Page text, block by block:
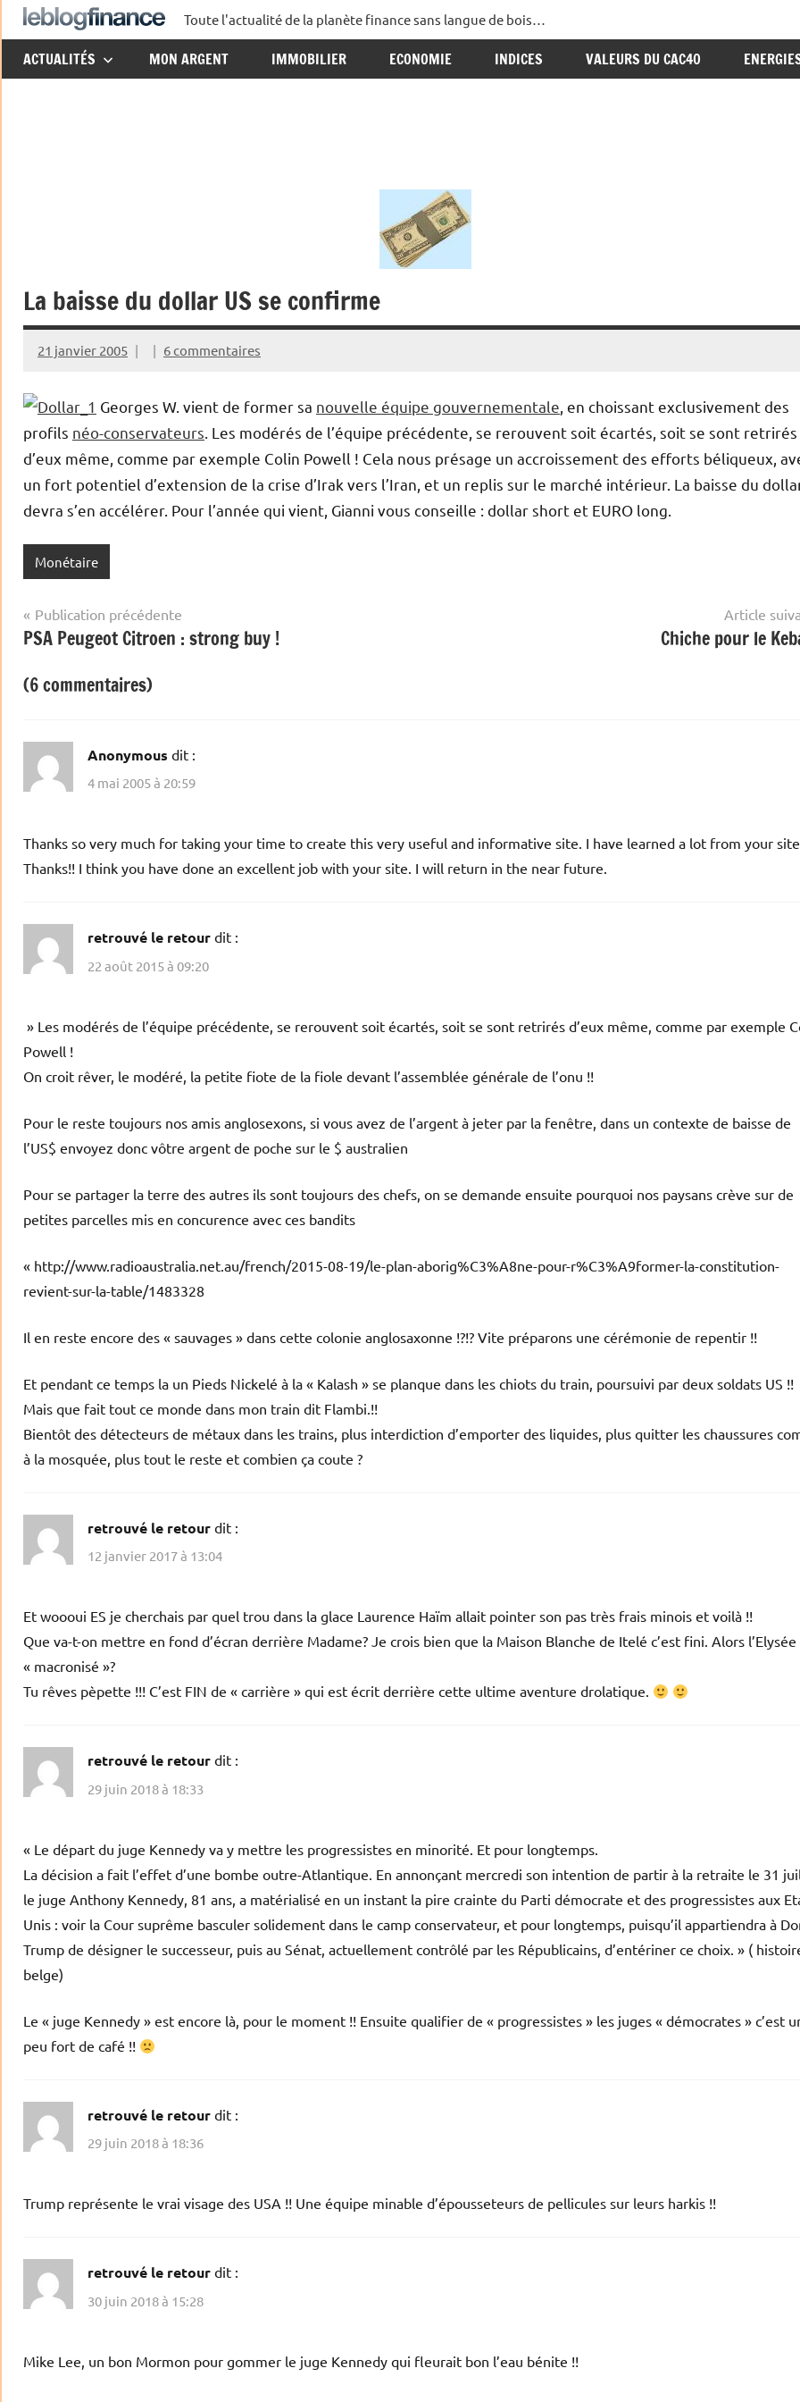
Aller
au
contenu
Le
Blog
Toute l'actualité de la planète finance sans langue de bois…
ACTUALITÉS MON ARGENT IMMOBILIER ECONOMIE INDICES VALEURS DU CAC40
La baisse du dollar US se confirme
21 janvier 2005 6 commentaires
Georges W. vient de former sa nouvelle équipe gouvernementale , en choissant exclusivement des
profils néo-conservateurs . Les modérés de l’équipe précédente, se rerouvent soit écartés, soit se sont retrirés
d’eux même, comme par exemple Colin Powell ! Cela nous présage un accroissement des efforts béliqueux,
un fort potentiel d’extension de la crise d’Irak vers l’Iran, et un replis sur le marché intérieur. La baisse du
devra s’en accélérer. Pour l’année qui vient, Gianni vous conseille : dollar short et EURO long.
Monétaire
Navigation
de
l’article
Publication précédente
PSA Peugeot Citroen : strong buy !
Article
Chiche pour le
(6 commentaires)
Anonymous dit :
4 mai 2005 à 20:59
Thanks so very much for taking your time to create this very useful and informative site. I have learned a lot from your
Thanks!! I think you have done an excellent job with your site. I will return in the near future.
retrouvé le retour dit :
22 août 2015 à 09:20
» Les modérés de l’équipe précédente, se rerouvent soit écartés, soit se sont retrirés d’eux même, comme par exemple
Powell !
On croit rêver, le modéré, la petite fiote de la fiole devant l’assemblée générale de l’onu !!
Pour le reste toujours nos amis anglosexons, si vous avez de l’argent à jeter par la fenêtre, dans un contexte de baisse de
l’US$ envoyez donc vôtre argent de poche sur le $ australien
Pour se partager la terre des autres ils sont toujours des chefs, on se demande ensuite pourquoi nos paysans crève sur de
petites parcelles mis en concurence avec ces bandits
« http://www.radioaustralia.net.au/french/2015-08-19/le-plan-aborig%C3%A8ne-pour-r%C3%A9former-la-constitution-
revient-sur-la-table/1483328
Il en reste encore des « sauvages » dans cette colonie anglosaxonne !?!? Vite préparons une cérémonie de repentir !!
Et pendant ce temps la un Pieds Nickelé à la « Kalash » se planque dans les chiots du train, poursuivi par deux soldats US !!
Mais que fait tout ce monde dans mon train dit Flambi.!!
Bientôt des détecteurs de métaux dans les trains, plus interdiction d’emporter des liquides, plus quitter les chaussures
à la mosquée, plus tout le reste et combien ça coute ?
retrouvé le retour dit :
12 janvier 2017 à 13:04
Et woooui ES je cherchais par quel trou dans la glace Laurence Haïm allait pointer son pas très frais minois et voilà !!
Que va-t-on mettre en fond d’écran derrière Madame? Je crois bien que la Maison Blanche de Itelé c’est fini. Alors l’Elysée
« macronisé »?
Tu rêves pèpette !!! C’est FIN de « carrière » qui est écrit derrière cette ultime aventure drolatique.
retrouvé le retour dit :
29 juin 2018 à 18:33
« Le départ du juge Kennedy va y mettre les progressistes en minorité. Et pour longtemps.
La décision a fait l’effet d’une bombe outre-Atlantique. En annonçant mercredi son intention de partir à la retraite le 31
le juge Anthony Kennedy, 81 ans, a matérialisé en un instant la pire crainte du Parti démocrate et des progressistes aux
Unis : voir la Cour suprême basculer solidement dans le camp conservateur, et pour longtemps, puisqu’il appartiendra à
Trump de désigner le successeur, puis au Sénat, actuellement contrôlé par les Républicains, d’entériner ce choix. » (
belge)
Le « juge Kennedy » est encore là, pour le moment !! Ensuite qualifier de « progressistes » les juges « démocrates » c’est
peu fort de café !!
retrouvé le retour dit :
29 juin 2018 à 18:36
Trump représente le vrai visage des USA !! Une équipe minable d’épousseteurs de pellicules sur leurs harkis !!
retrouvé le retour dit :
30 juin 2018 à 15:28
Mike Lee, un bon Mormon pour gommer le juge Kennedy qui fleurait bon l’eau bénite !!